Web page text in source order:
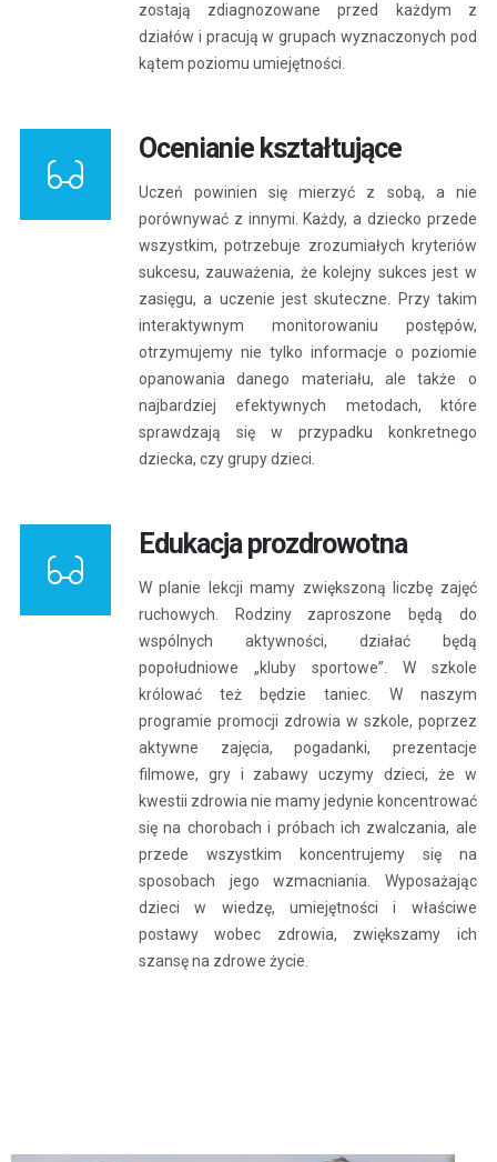
zostają zdiagnozowane przed każdym z
działów i pracują w grupach wyznaczonych pod
kątem poziomu umiejętności.
Ocenianie kształtujące
Uczeń powinien się mierzyć z sobą, a nie
porównywać z innymi. Każdy, a dziecko przede
wszystkim, potrzebuje zrozumiałych kryteriów
sukcesu, zauważenia, że kolejny sukces jest w
zasięgu, a uczenie jest skuteczne. Przy takim
interaktywnym monitorowaniu postępów,
otrzymujemy nie tylko informacje o poziomie
opanowania danego materiału, ale także o
najbardziej efektywnych metodach, które
sprawdzają się w przypadku konkretnego
dziecka, czy grupy dzieci.
Edukacja prozdrowotna
W planie lekcji mamy zwiększoną liczbę zajęć
ruchowych. Rodziny zaproszone będą do
wspólnych aktywności, działać będą
popołudniowe „kluby sportowe”. W szkole
królować też będzie taniec. W naszym
programie promocji zdrowia w szkole, poprzez
aktywne zajęcia, pogadanki, prezentacje
filmowe, gry i zabawy uczymy dzieci, że w
kwestii zdrowia nie mamy jedynie koncentrować
się na chorobach i próbach ich zwalczania, ale
przede wszystkim koncentrujemy się na
sposobach jego wzmacniania. Wyposażając
dzieci w wiedzę, umiejętności i właściwe
postawy wobec zdrowia, zwiększamy ich
szansę na zdrowe życie.